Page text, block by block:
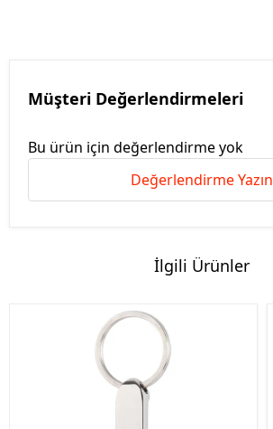
Müşteri Değerlendirmeleri
Bu ürün için değerlendirme yok
Değerlendirme Yazın
İlgili Ürünler